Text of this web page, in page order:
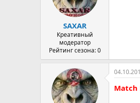
SAXAR
Креативный
модератор
Рейтинг сезона: 0
Мatch